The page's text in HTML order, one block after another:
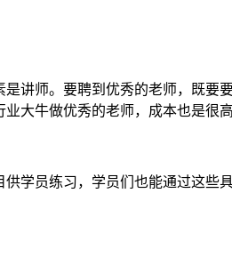
讲师。要聘到优秀的老师，既要
大牛做优秀的老师，成本也是很高
学员练习，学员们也能通过这些